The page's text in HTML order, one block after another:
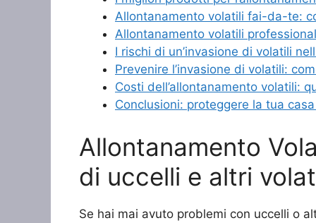
Allontanamento volatili fai-da-te:
Allontanamento volatili
I rischi di un’invasione di volatili
Prevenire l’invasione di volatili:
Costi dell’allontanamento volatili:
Conclusioni: proteggere la tua
Allontanamento
di uccelli e altri
Se hai mai avuto problemi con uccelli o